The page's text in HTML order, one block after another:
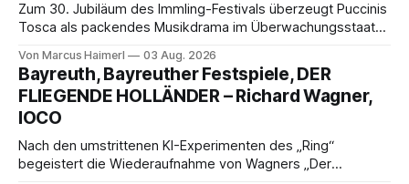
Zum 30. Jubiläum des Immling-Festivals überzeugt Puccinis
Tosca als packendes Musikdrama im Überwachungsstaat
spannend und werkgetreu, getragen von starken Solisten,
eindrucksvollen Projektionen und einer klangvollen
musikalischen Leitung.
Von Marcus Haimerl 03 Aug. 2026
Bayreuth, Bayreuther Festspiele, DER
FLIEGENDE HOLLÄNDER – Richard Wagner,
IOCO
Nach den umstrittenen KI-Experimenten des „Ring“
begeistert die Wiederaufnahme von Wagners „Der